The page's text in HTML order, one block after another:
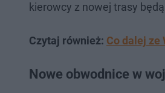
kierowcy z nowej trasy
Czytaj również: Co dalej ze
Nowe obwodnice w